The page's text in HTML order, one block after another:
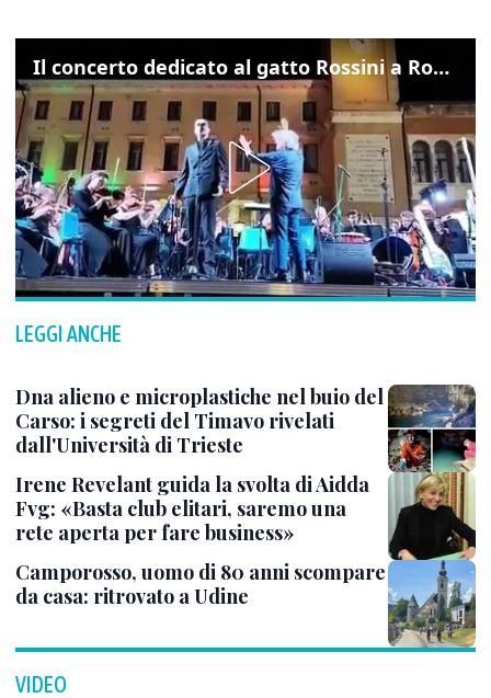
Il concerto dedicato al gatto Rossini a Rovigo: ecco un estratto
LEGGI ANCHE
Dna alieno e microplastiche nel buio del
Carso: i segreti del Timavo rivelati
dall'Università di Trieste
Irene Revelant guida la svolta di Aidda
Fvg: «Basta club elitari, saremo una
rete aperta per fare business»
Camporosso, uomo di 80 anni scompare
da casa: ritrovato a Udine
VIDEO